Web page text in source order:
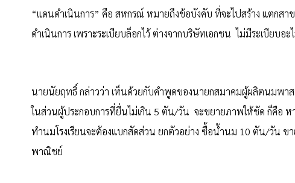
“แดนดำเนินการ” คือ สหกรณ์ หมายถึงข้อบังคับ ที่จะไปสร้าง แตกสา
ดำเนินการ เพราะระเบียบล็อกไว้ ต่างจากบริษัทเอกชน ไม่มีระเบียบอะ
นายนัยฤทธิ์ กล่าวว่า เห็นด้วยกับคำพูดของนายกสมาคมผู้ผลิตนมพา
ในส่วนผู้ประกอบการที่ยื่นไม่เกิน 5 ตัน/วัน จะขยายภาพให้ชัด ก็คื
ทำนมโรงเรียนจะต้องแบกสัดส่วน ยกตัวอย่าง ซื้อน้ำนม 10 ตัน/วัน ข
พาณิชย์